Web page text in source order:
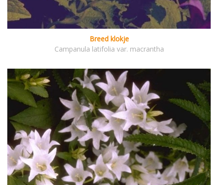
Breed klokje
Campanula latifolia var. macrantha